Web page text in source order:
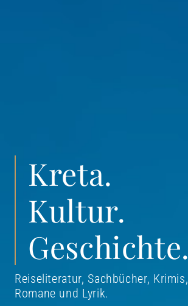
Kreta.
Kultur.
Geschichte.
Reiseliteratur, Sachbücher, Krimis,
Romane und Lyrik.